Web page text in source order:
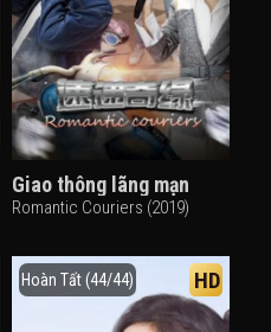
Giao thông lãng mạn
Romantic Couriers (2019)
Hoàn Tất (44/44) HD